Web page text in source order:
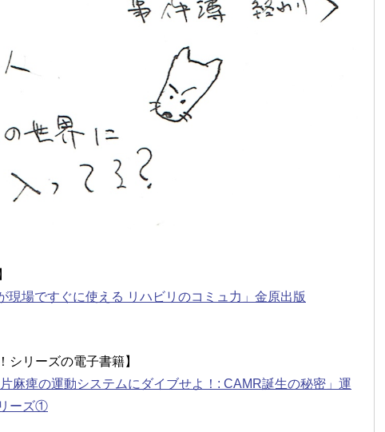
場ですぐに使える リハビリのコミュ力」金原出版
シリーズの電子書籍】
麻痺の運動システムにダイブせよ！: CAMR誕生の秘密」運
ーズ①